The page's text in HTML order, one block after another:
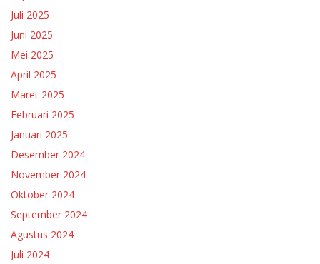
Juli 2025
Juni 2025
Mei 2025
April 2025
Maret 2025
Februari 2025
Januari 2025
Desember 2024
November 2024
Oktober 2024
September 2024
Agustus 2024
Juli 2024